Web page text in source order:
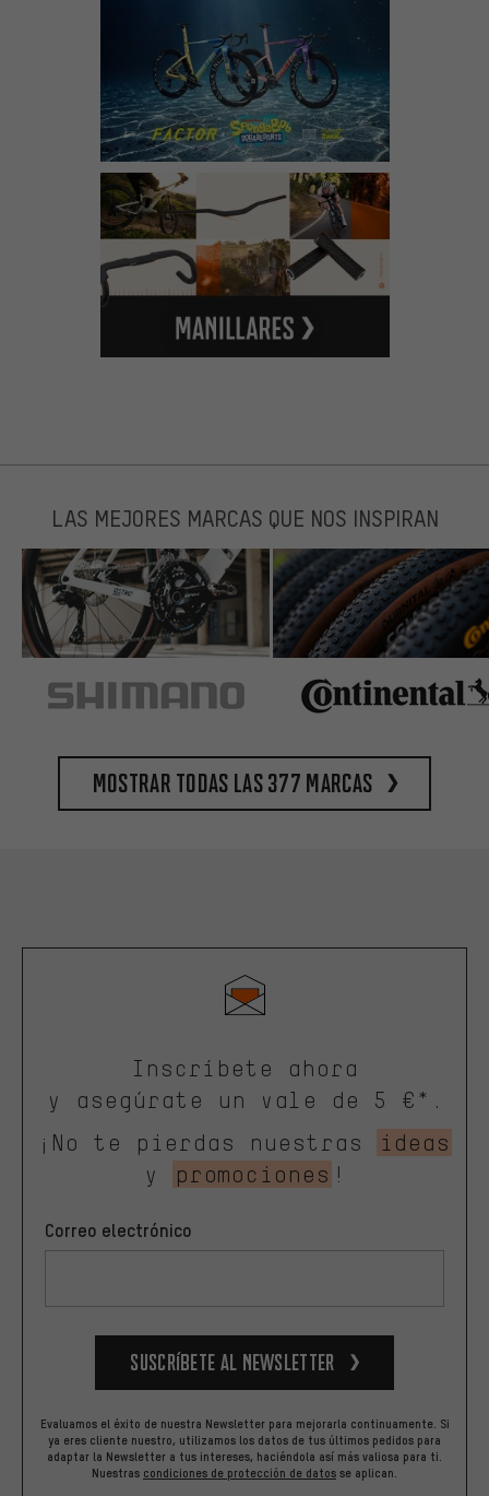
LAS MEJORES MARCAS QUE NOS INSPIRAN
Mostrar todas las 377 marcas
Inscríbete ahora
y asegúrate un vale de 5 €*.
¡No te pierdas nuestras
ideas
y
promociones !
Correo electrónico
Suscríbete al newsletter
Evaluamos el éxito de nuestra Newsletter para mejorarla continuamente. Si
ya eres cliente nuestro, utilizamos los datos de tus últimos pedidos para
adaptar la Newsletter a tus intereses, haciéndola así más valiosa para ti.
Nuestras condiciones de protección de datos se aplican.